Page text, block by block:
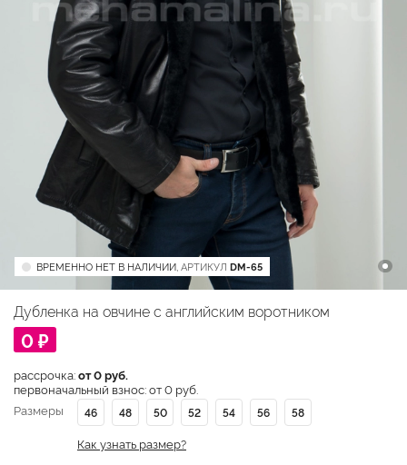
ВРЕМЕННО НЕТ В НАЛИЧИИ, АРТИКУЛ DM-65
Дубленка на овчине с английским воротником
0 ₽
рассрочка:от 0 руб.
первоначальный взнос: от 0 руб.
Размеры
46 48 50 52 54 56 58
Как узнать размер?